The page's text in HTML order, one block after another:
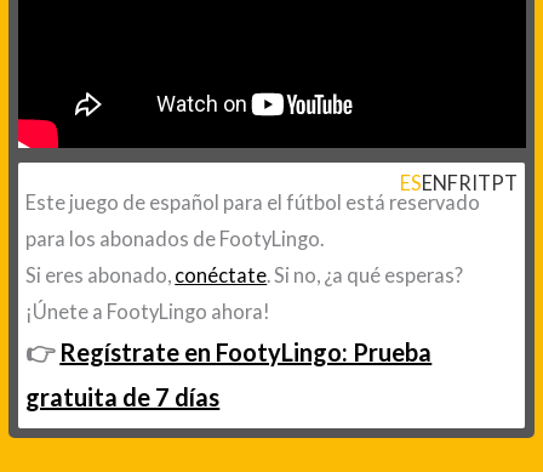
ESENFRITPT
Este juego de español para el fútbol está reservado
para los abonados de FootyLingo.
Si eres abonado, conéctate. Si no, ¿a qué esperas?
¡Únete a FootyLingo ahora!
👉 Regístrate en FootyLingo: Prueba
gratuita de 7 días